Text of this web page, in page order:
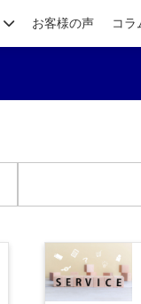
お客様の声 コラ